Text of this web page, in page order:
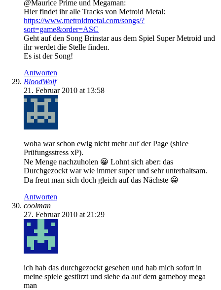
@Maurice Prime und Megaman:
Hier findet ihr alle Tracks von Metroid Metal:
https://www.metroidmetal.com/songs/?
sort=game&order=ASC
Geht auf den Song Brinstar aus dem Spiel Super Metroid und
ihr werdet die Stelle finden.
Es ist der Song!
Antworten
BloodWolf
21. Februar 2010 at 13:58
woha war schon ewig nicht mehr auf der Page (shice
Prüfungsstress xP).
Ne Menge nachzuholen 😀 Lohnt sich aber: das
Durchgezockt war wie immer super und sehr unterhaltsam.
Da freut man sich doch gleich auf das Nächste 😀
Antworten
coolman
27. Februar 2010 at 21:29
ich hab das durchgezockt gesehen und hab mich sofort in
meine spiele gestürzt und siehe da auf dem gameboy mega
man